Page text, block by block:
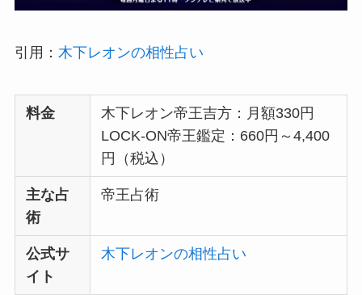
引用： 木下レオンの相性占い
料金
木下レオン帝王吉方：月額330円
LOCK-ON帝王鑑定：660円～4,400
円（税込）
主な占
術
帝王占術
公式サ
イト
木下レオンの相性占い